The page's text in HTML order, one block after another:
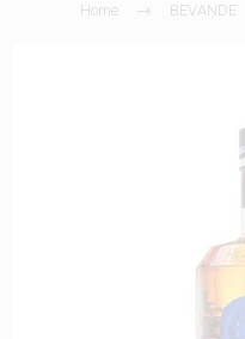
Home BEVANDE